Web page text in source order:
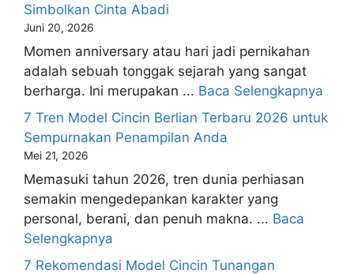
Simbolkan Cinta Abadi
Juni 20, 2026
Momen anniversary atau hari jadi pernikahan
adalah sebuah tonggak sejarah yang sangat
berharga. Ini merupakan ... Baca Selengkapnya
7 Tren Model Cincin Berlian Terbaru 2026 untuk
Sempurnakan Penampilan Anda
Mei 21, 2026
Memasuki tahun 2026, tren dunia perhiasan
semakin mengedepankan karakter yang
personal, berani, dan penuh makna. ... Baca
Selengkapnya
7 Rekomendasi Model Cincin Tunangan